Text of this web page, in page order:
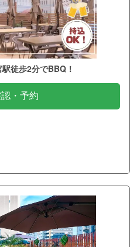
徒歩2分でBBQ！
・予約